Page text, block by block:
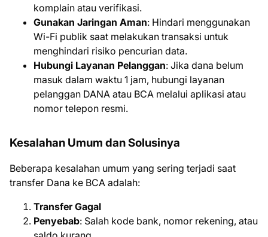
komplain atau verifikasi.
Gunakan Jaringan Aman: Hindari menggunakan
Wi-Fi publik saat melakukan transaksi untuk
menghindari risiko pencurian data.
Hubungi Layanan Pelanggan: Jika dana belum
masuk dalam waktu 1 jam, hubungi layanan
pelanggan DANA atau BCA melalui aplikasi atau
nomor telepon resmi.
Kesalahan Umum dan Solusinya
Beberapa kesalahan umum yang sering terjadi saat
transfer Dana ke BCA adalah:
Transfer Gagal
Penyebab: Salah kode bank, nomor rekening, atau